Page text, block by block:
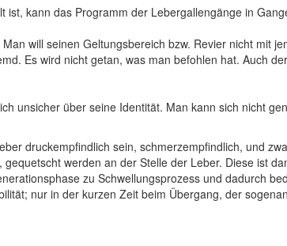
kann das Programm der Lebergallengänge in
will seinen Geltungsbereich bzw. Revier nicht mit
Es wird nicht getan, was man befohlen hat. Auch
unsicher über seine Identität. Man kann sich nicht
druckempfindlich sein, schmerzempfindlich, und
werden an der Stelle der Leber. Diese ist
zu Schwellungsprozess und dadurch
nur in der kurzen Zeit beim Übergang, der